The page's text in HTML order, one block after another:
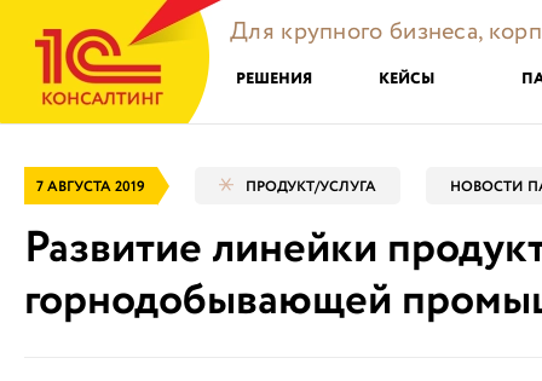
Для крупного бизнеса,
РЕШЕНИЯ КЕЙСЫ
7 АВГУСТА 2019 ПРОДУКТ/УСЛУГА НОВОСТИ
Развитие линейки
горнодобывающей